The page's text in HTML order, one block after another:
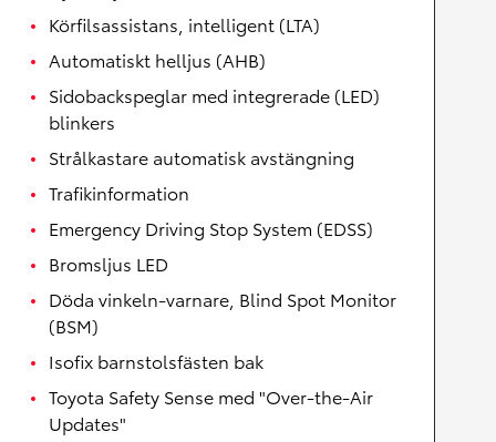
Körfilsassistans, intelligent (LTA)
Automatiskt helljus (AHB)
Sidobackspeglar med integrerade (LED)
blinkers
Strålkastare automatisk avstängning
Trafikinformation
Emergency Driving Stop System (EDSS)
Bromsljus LED
Döda vinkeln-varnare, Blind Spot Monitor
(BSM)
Isofix barnstolsfästen bak
Toyota Safety Sense med "Over-the-Air
Updates"